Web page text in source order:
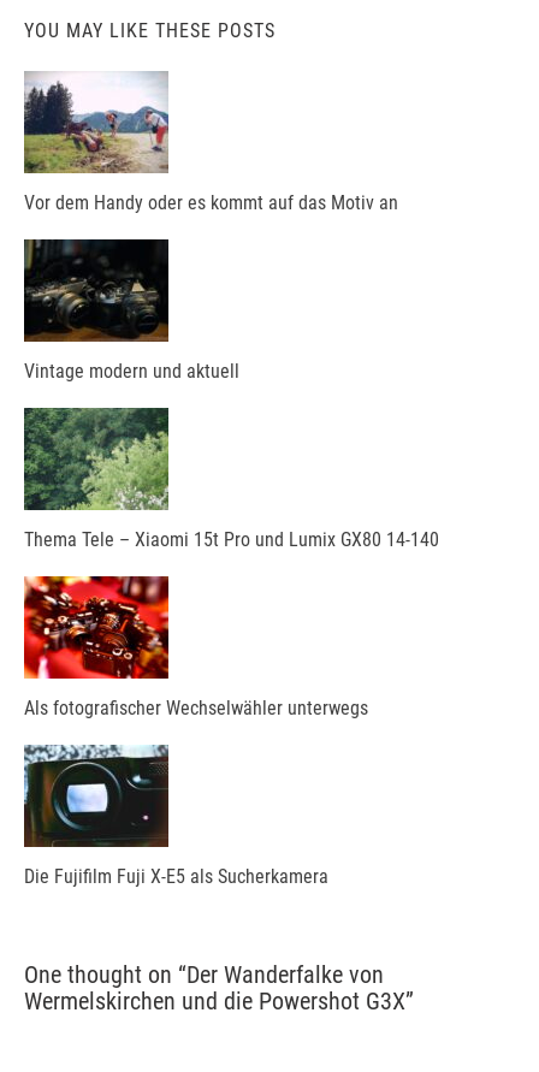
YOU MAY LIKE THESE POSTS
Vor dem Handy oder es kommt auf das Motiv an
Vintage modern und aktuell
Thema Tele – Xiaomi 15t Pro und Lumix GX80 14-140
Als fotografischer Wechselwähler unterwegs
Die Fujifilm Fuji X-E5 als Sucherkamera
One thought on “Der Wanderfalke von
Wermelskirchen und die Powershot G3X”